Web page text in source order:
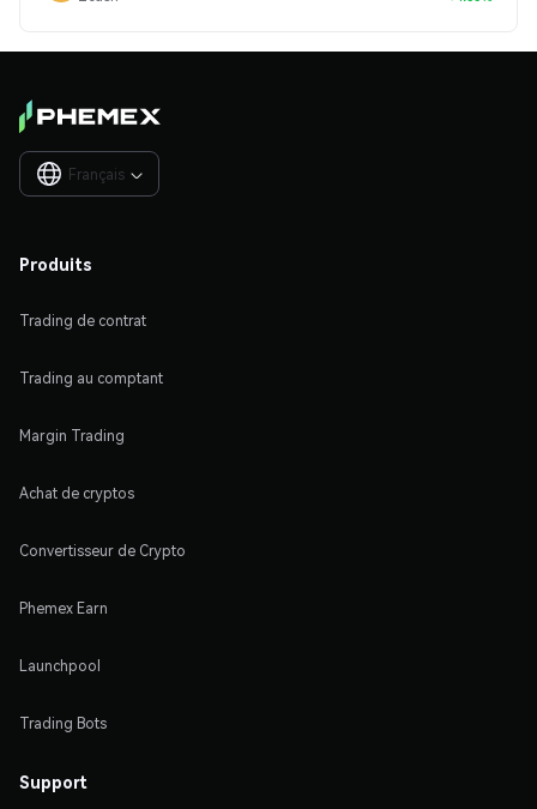
Français 
Produits
Trading de contrat
Trading au comptant
Margin Trading
Achat de cryptos
Convertisseur de Crypto
Phemex Earn
Launchpool
Trading Bots
Support